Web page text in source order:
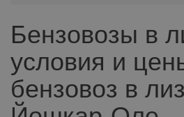
Бензовозы в
условия и
бензовоз в